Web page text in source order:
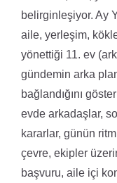
belirginleşiyor. Ay
aile, yerleşim,
yönettiği 11. ev
gündemin arka
bağlandığını
evde arkadaşlar,
kararlar, günün
çevre, ekipler
başvuru, aile içi